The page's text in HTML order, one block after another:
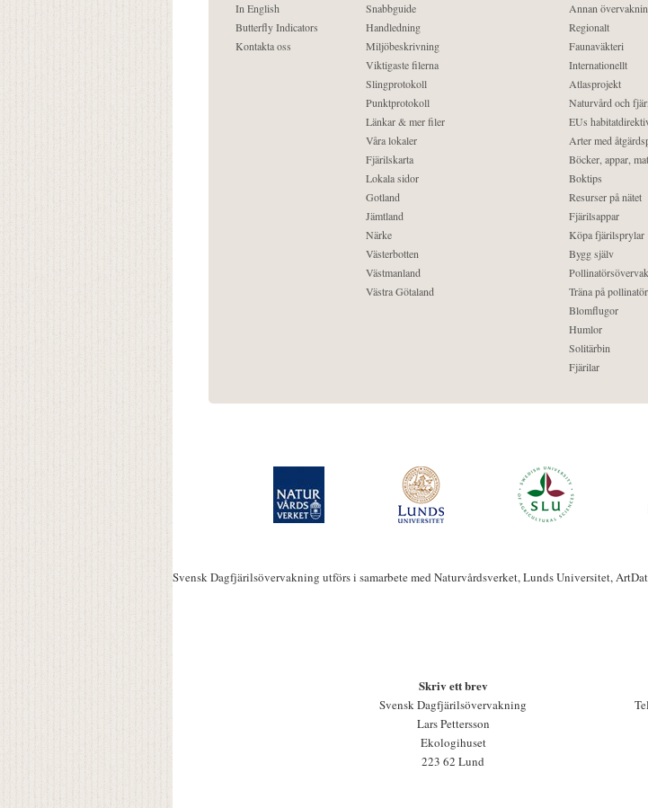
In English
Butterfly Indicators
Kontakta oss
Snabbguide
Handledning
Miljöbeskrivning
Viktigaste filerna
Slingprotokoll
Punktprotokoll
Länkar & mer filer
Våra lokaler
Fjärilskarta
Lokala sidor
Gotland
Jämtland
Närke
Västerbotten
Västmanland
Västra Götaland
Annan
Regionalt
Faunaväkteri
Internationellt
Atlasprojekt
Naturvård och
EUs
Arter med
Böcker, appar,
Boktips
Resurser på nätet
Fjärilsappar
Köpa fjärilsprylar
Bygg själv
Träna på
Blomflugor
Humlor
Solitärbin
Fjärilar
Svensk Dagfjärilsövervakning utförs i samarbete med Naturvårdsverket, Lunds Universitet,
Skriv ett brev
Svensk Dagfjärilsövervakning
Lars Pettersson
Ekologihuset
223 62 Lund